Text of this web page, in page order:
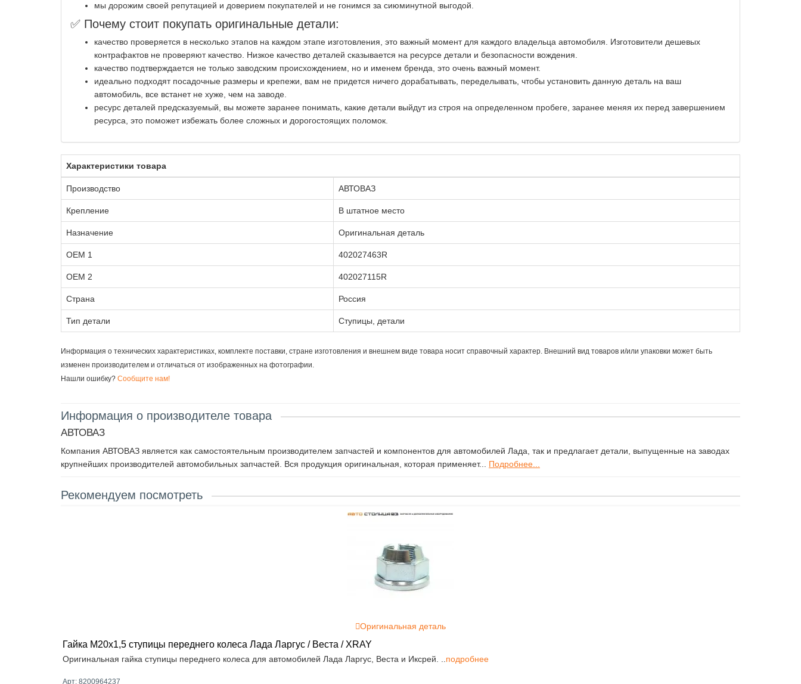
мы дорожим своей репутацией и доверием покупателей и не гонимся за сиюминутной выгодой.
✅ Почему стоит покупать оригинальные детали:
качество проверяется в несколько этапов на каждом этапе изготовления, это важный момент для каждого владельца автомобиля. Изготовители дешевых
контрафактов не проверяют качество. Низкое качество деталей сказывается на ресурсе детали и безопасности вождения.
качество подтверждается не только заводским происхождением, но и именем бренда, это очень важный момент.
идеально подходят посадочные размеры и крепежи, вам не придется ничего дорабатывать, переделывать, чтобы установить данную деталь на ваш
автомобиль, все встанет не хуже, чем на заводе.
ресурс деталей предсказуемый, вы можете заранее понимать, какие детали выйдут из строя на определенном пробеге, заранее меняя их перед завершением
ресурса, это поможет избежать более сложных и дорогостоящих поломок.
Характеристики товара
Производство АВТОВАЗ
Крепление В штатное место
Назначение Оригинальная деталь
OEM 1 402027463R
OEM 2 402027115R
Страна Россия
Тип детали Ступицы, детали
Информация о технических характеристиках, комплекте поставки, стране изготовления и внешнем виде товара носит справочный характер. Внешний вид товаров и/или упаковки может быть
изменен производителем и отличаться от изображенных на фотографии.
Нашли ошибку? Сообщите нам!
Информация о производителе товара
АВТОВАЗ
Компания АВТОВАЗ является как самостоятельным производителем запчастей и компонентов для автомобилей Лада, так и предлагает детали, выпущенные на заводах
крупнейших производителей автомобильных запчастей. Вся продукция оригинальная, которая применяет... Подробнее...
Рекомендуем посмотреть
Оригинальная деталь
Гайка М20х1,5 ступицы переднего колеса Лада Ларгус / Веста / XRAY
Оригинальная гайка ступицы переднего колеса для автомобилей Лада Ларгус, Веста и Иксрей. ..подробнее
Арт: 8200964237